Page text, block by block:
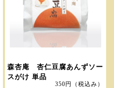
森杏庵 杏仁豆腐あんずソー
スがけ 単品
350円 （税込み）